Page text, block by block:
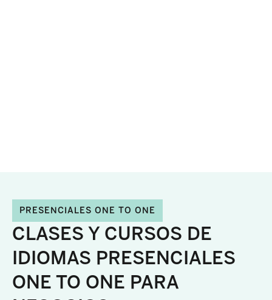
PRESENCIALES ONE TO ONE
CLASES Y CURSOS DE
IDIOMAS PRESENCIALES
ONE TO ONE PARA